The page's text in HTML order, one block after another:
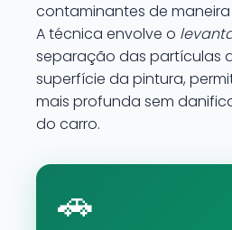
contaminantes de maneira
A técnica envolve o
separação das partículas
superfície da pintura,
mais profunda sem
do carro.
🚗